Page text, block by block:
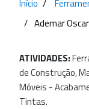
Início
Ademar
ATIVIDADES:
deConstrução,
Móveis -
Tintas.